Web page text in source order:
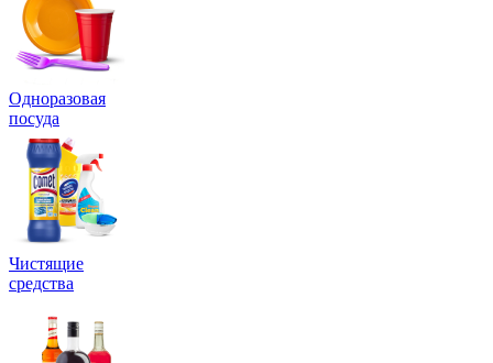
Одноразовая
посуда
Чистящие
средства